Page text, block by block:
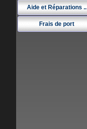
Aide et Réparations ..
Frais de port